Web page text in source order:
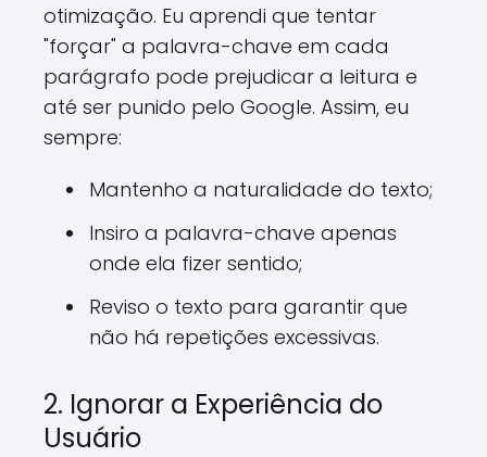
otimização. Eu aprendi que tentar
"forçar" a palavra-chave em cada
parágrafo pode prejudicar a leitura e
até ser punido pelo Google. Assim, eu
sempre:
Mantenho a naturalidade do texto;
Insiro a palavra-chave apenas
onde ela fizer sentido;
Reviso o texto para garantir que
não há repetições excessivas.
2. Ignorar a Experiência do
Usuário